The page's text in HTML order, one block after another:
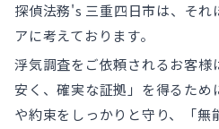
探偵法務's 三重四日市は、それ
アに考えております。
浮気調査をご依頼されるお客様
安く、確実な証拠」を得るため
や約束をしっかりと守り、「